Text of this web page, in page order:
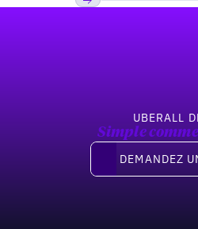
UBERALL
Simple
Demandez une
DEMANDEZ